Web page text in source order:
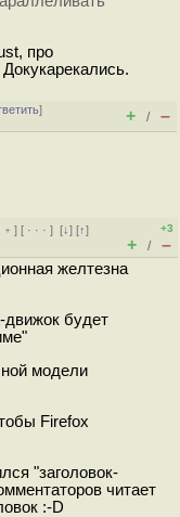
про
]
+ / –
] [ · · ·][↓] [↑]
+3
+ / –
желтезна
будет
модели
Firefox
"заголовок-
читает
:-D